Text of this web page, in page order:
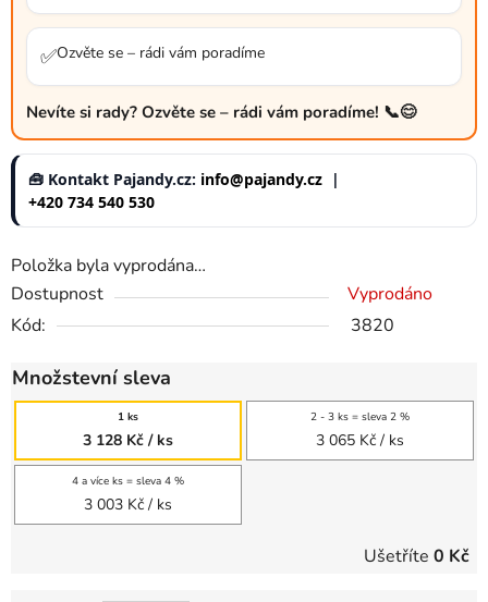
✅Ozvěte se – rádi vám poradíme
Nevíte si rady? Ozvěte se – rádi vám poradíme! 📞😊
🧰 Kontakt Pajandy.cz: info@pajandy.cz |
+420 734 540 530
Položka byla vyprodána…
Dostupnost
Vyprodáno
Kód:
3820
Množstevní sleva
1 ks
3 128 Kč / ks
2 - 3 ks = sleva 2 %
3 065 Kč / ks
4 a více ks = sleva 4 %
3 003 Kč / ks
Ušetříte 0 Kč